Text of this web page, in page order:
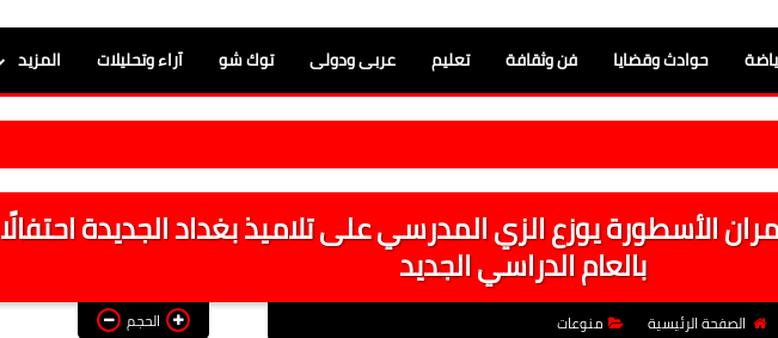
حوادث وقضايا فن وثقافة تعليم عربى ودولى توك شو آراء وتحليلات المزيد
الأسطورة يوزع الزي المدرسي على تلاميذ بغداد الجديدة احتفالًا
بالعام الدراسي الجديد
الصفحة الرئيسية منوعات الحجم